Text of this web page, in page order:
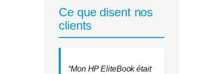
Ce que disent nos
clients
“Mon HP EliteBook était